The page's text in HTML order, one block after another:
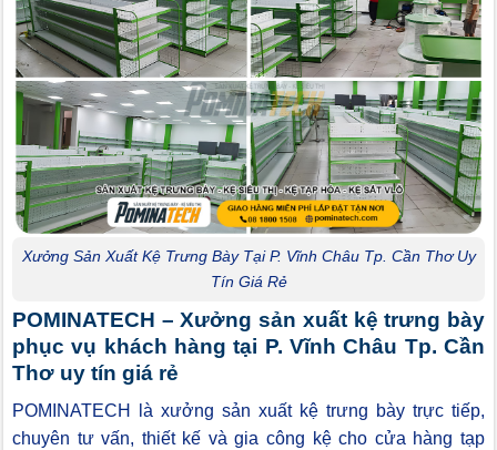
Xưởng Sản Xuất Kệ Trưng Bày Tại P. Vĩnh Châu Tp. Cần Thơ Uy
Tín Giá Rẻ
POMINATECH – Xưởng sản xuất kệ trưng bày
phục vụ khách hàng tại P. Vĩnh Châu Tp. Cần
Thơ uy tín giá rẻ
POMINATECH là xưởng sản xuất kệ trưng bày trực tiếp,
chuyên tư vấn, thiết kế và gia công kệ cho cửa hàng tạp